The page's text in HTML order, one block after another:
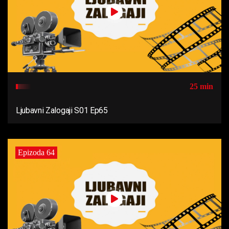
25 min
Ljubavni Zalogaji S01 Ep65
Epizoda 64